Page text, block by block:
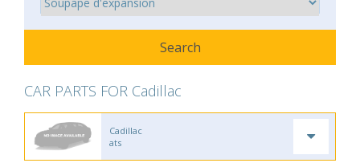
CAR PARTS FOR Cadillac
Cadillac
ats